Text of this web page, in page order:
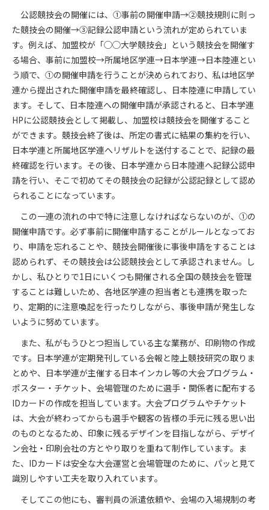
公認競技会の開催には、①事前の開催申請→②競技規則に則っ
た競技会の開催→③記録公認申請という流れが定められていま
す。例えば、加盟校が「◯◯大学競技会」という競技会を開催す
る場合、事前に加盟校→所属地区学連→日本学連→日本陸連とい
う順で、①の開催申請を行うことが決められており、私は地区学
連から提出された開催申請を最終確認し、日本陸連に申請してい
ます。そして、日本陸連への開催申請が承認されると、日本学連
HPに公認競技会として掲載し、加盟校は競技会を開催すること
ができます。競技会終了後は、所定の書式に結果の集約を行い、
日本学連と所属地区学連へリザルトを送付することで、記録の最
終確認を行います。その後、日本学連から日本陸連へ記録公認申
請を行い、そこで初めてその競技会の記録が公認記録として認め
られることになっています。
この一連の流れの中で特に注意しなければならないのが、①の
開催申請です。必ず事前に開催申請することがルールとなってお
り、申請を忘れることや、競技会開催後に事後申請をすることは
認められず、その競技会は公認競技会として承認されません。し
かし、私ひとりで1日にいくつも開催される全国の競技会を管理
することは難しいため、各地区学連の担当者とも連携を取った
り、定期的に注意喚起を行ったりしながら、事後申請が発生しな
いように努めています。
また、私がもうひとつ担当している主な業務が、印刷物の作成
です。日本学連が定期発刊している会報と陸上競技研究の取りま
とめや、日本学連が主催する日本インカレ等の大会プログラム・
ポスター・チケット、会場管理のために選手・関係者に配布する
IDカードの作成を担当しています。大会プログラムやチケット
は、大会が終わってからも選手や観客の皆様の手元に残る思い出
のものとなるため、印象に残るデザインを目指しながら、デザイ
ン会社・印刷会社の方とやり取りを重ねて制作しています。ま
た、 IDカードは安全な大会運営と会場管理のために、パッと見て
識別しやすい工夫を取り入れています。
そしてこの他にも、審判員の派遣依頼や、会場の入場規制の考